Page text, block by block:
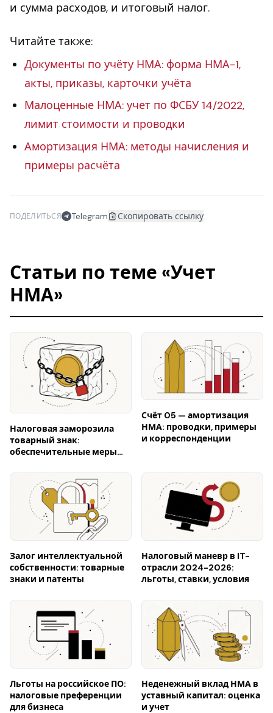
и сумма расходов, и итоговый налог.
Читайте также:
Документы по учёту НМА: форма НМА-1,
акты, приказы, карточки учёта
Малоценные НМА: учет по ФСБУ 14/2022,
лимит стоимости и проводки
Амортизация НМА: методы начисления и
примеры расчёта
ПОДЕЛИТЬСЯ Telegram Скопировать ссылку
Статьи по теме «Учет
НМА»
Налоговая заморозила
товарный знак:
обеспечительные меры
Счёт 05 — амортизация
НМА: проводки, примеры
и корреспонденции
Залог интеллектуальной
собственности: товарные
знаки и патенты
Налоговый маневр в IT-
отрасли 2024-2026:
льготы, ставки, условия
Льготы на российское ПО:
налоговые преференции
для бизнеса
Неденежный вклад НМА в
уставный капитал: оценка
и учет